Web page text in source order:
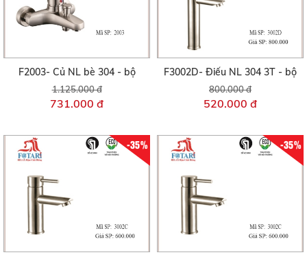
F2003- Củ NL bè 304 - bộ
1.125.000 đ
731.000 đ
F3002D- Điếu NL 304 3T - bộ
800.000 đ
520.000 đ
-35% -35%